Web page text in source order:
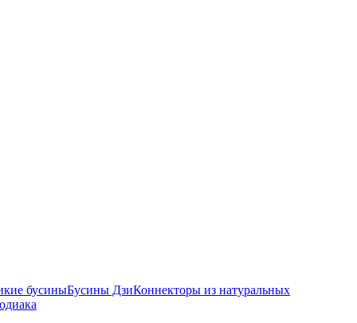
бусиныБусины ДзиКоннекторы из натуральных